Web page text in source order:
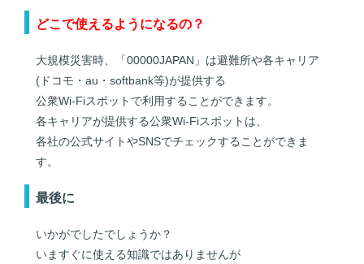
どこで使えるようになるの？
大規模災害時、「00000JAPAN」は避難所や各キャリア
(ドコモ・au・softbank等)が提供する
公衆Wi-Fiスポットで利用することができます。
各キャリアが提供する公衆Wi-Fiスポットは、
各社の公式サイトやSNSでチェックすることができま
す。
最後に
いかがでしたでしょうか？
いますぐに使える知識ではありませんが